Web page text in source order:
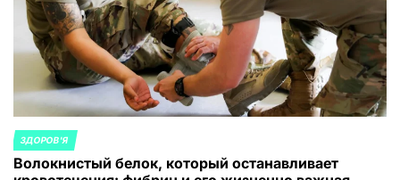
ОПУБЛИКОВАНО
В
ЗДОРОВ'Я
Волокнистый белок, который останавливает